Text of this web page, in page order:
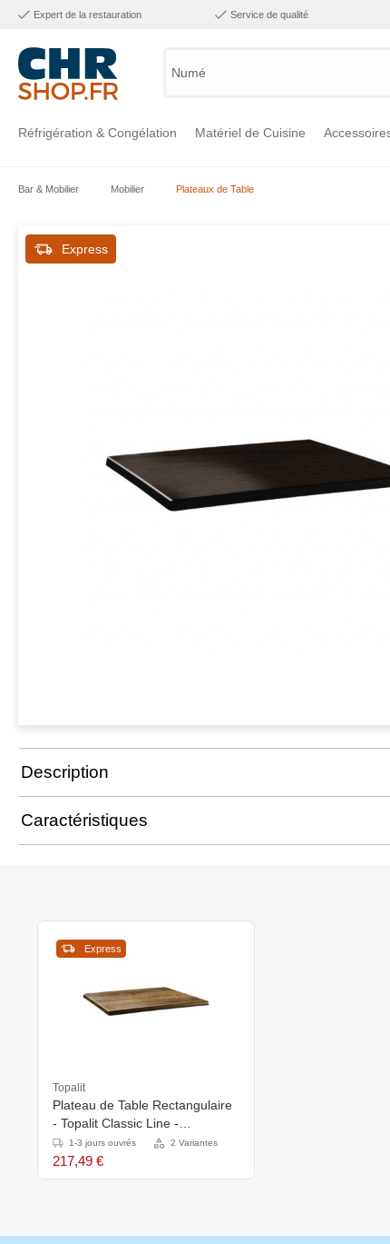
Expert de la restauration Service de qualité
Numéro d
Réfrigération & Congélation Matériel de Cuisine
Bar & Mobilier Mobilier Plateaux de Table
Express
Description
Caractéristiques
Express
Topalit
Plateau de Table Rectangulaire
- Topalit Classic Line -
120X80cm - Atacama Cherry
1-3 jours ouvrés 2 Variantes
217,49 €